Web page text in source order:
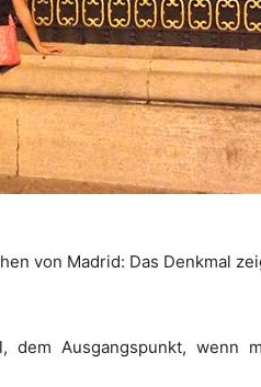
von Madrid: Das Denkmal
Ausgangspunkt, wenn